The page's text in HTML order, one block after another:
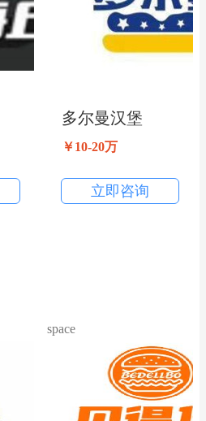
多尔曼汉堡
￥10-20万
立即咨询
space